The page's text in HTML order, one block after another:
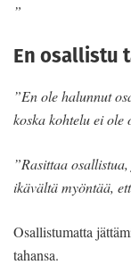
”
En osallistu
”En ole halunnut
koska kohtelu ei ole
”Rasittaa
ikävältä myöntää,
Osallistumatta
tahansa.